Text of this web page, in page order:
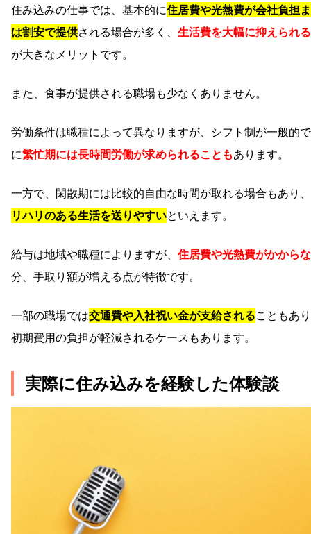
住み込みの仕事では、基本的に住居費や光熱費が会社負担
は割安で提供される場合が多く、 生活費を大幅に抑えられる
が大きなメリットです。
また、食事が提供される職場も少なくありません。
労働条件は職種によって異なりますが、シフト制が一般的
に繁忙期には長時間労働が求められることもあります。
一方で、閑散期には比較的自由な時間が取れる場合もあり、
リハリのある生活を送りやすいといえます。
給与は地域や職種によりますが、 住居費や光熱費がかから
分、手取り額が増える点が特徴です。
一部の職場では交通費や入社祝い金が支給されることもあ
初期費用の負担が軽減されるケースもあります。
実際に住み込みを経験した体験談